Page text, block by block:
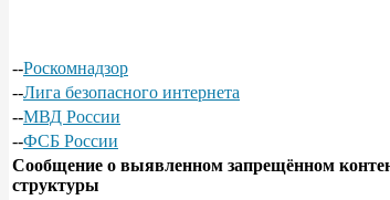
--Роскомнадзор
--Лига безопасного интернета
--МВД России
--ФСБ России
Сообщение о выявленном запрещённом
структуры